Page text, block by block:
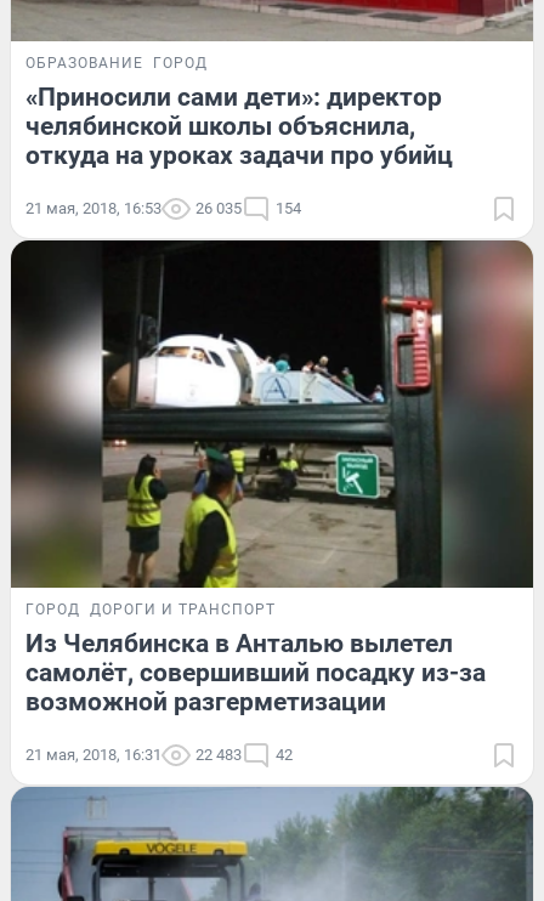
ОБРАЗОВАНИЕ ГОРОД
«Приносили сами дети»: директор
челябинской школы объяснила,
откуда на уроках задачи про убийц
21 мая, 2018, 16:53 26 035 154
ГОРОД ДОРОГИ И ТРАНСПОРТ
Из Челябинска в Анталью вылетел
самолёт, совершивший посадку из-за
возможной разгерметизации
21 мая, 2018, 16:31 22 483 42